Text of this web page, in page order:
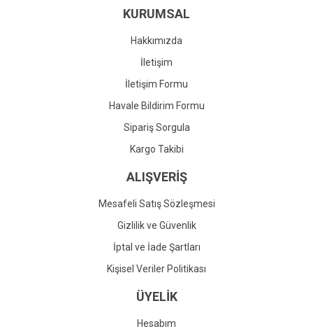
Ürün fiyatı diğer sitelerden daha pahalı.
Gönder
KURUMSAL
Hakkımızda
İletişim
İletişim Formu
Havale Bildirim Formu
Sipariş Sorgula
Kargo Takibi
ALIŞVERİŞ
Mesafeli Satış Sözleşmesi
Gizlilik ve Güvenlik
İptal ve İade Şartları
Kişisel Veriler Politikası
ÜYELİK
Hesabım